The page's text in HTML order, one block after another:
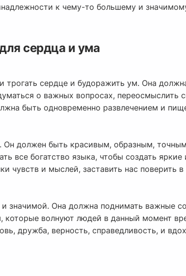
к чему-то большему и
сердца и ума
трогать сердце и будоражить ум. Она
о важных вопросах, переосмыслить
быть одновременно развлечением и
Он должен быть красивым, образным,
все богатство языка, чтобы создать яркие
чувств и мыслей, заставить нас поверить в
значимой. Она должна поднимать важные
которые волнуют людей в данный момент
дружба, верность, справедливость, и